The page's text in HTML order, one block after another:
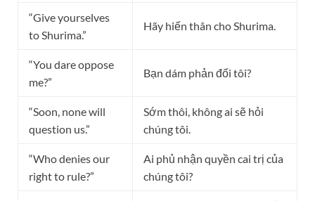
“Give yourselves
to Shurima.”
Hãy hiến thân cho Shurima.
“You dare oppose
me?”
Bạn dám phản đối tôi?
“Soon, none will
question us.”
Sớm thôi, không ai sẽ hỏi
chúng tôi.
“Who denies our
right to rule?”
Ai phủ nhận quyền cai trị của
chúng tôi?